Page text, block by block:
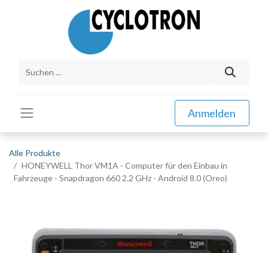
Anmelden
Alle Produkte
HONEYWELL Thor VM1A - Computer für den Einbau in
Fahrzeuge - Snapdragon 660 2.2 GHz - Android 8.0 (Oreo)